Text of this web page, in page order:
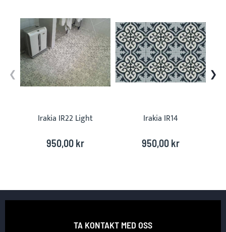
Irakia IR22 Light
950,00 kr
Irakia IR14
950,00 kr
TA KONTAKT MED OSS